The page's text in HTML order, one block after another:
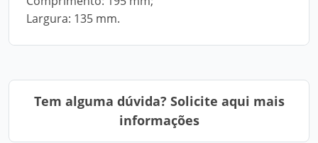
Largura: 135 mm.
Tem alguma dúvida? Solicite aqui mais
informações